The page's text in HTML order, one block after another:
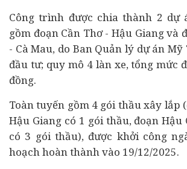
Công trình được chia thành 2 dự
gồm đoạn Cần Thơ - Hậu Giang và
- Cà Mau, do Ban Quản lý dự án
đầu tư; quy mô 4 làn xe, tổng mức
đồng.
Toàn tuyến gồm 4 gói thầu xây lắp
Hậu Giang có 1 gói thầu, đoạn Hậu
có 3 gói thầu), được khởi công
hoạch hoàn thành vào 19/12/2025.